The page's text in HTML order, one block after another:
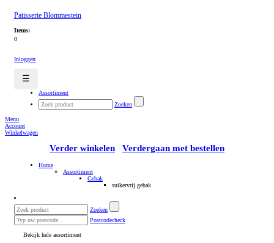
Patisserie Blommestein
Items:
0
Inloggen
☰
Assortiment
Zoeken
Menu
Account
Winkelwagen
Verder winkelen Verdergaan met bestellen
Home
Assortiment
Gebak
suikervrij gebak
Zoeken
Postcodecheck
Bekijk hele assortiment